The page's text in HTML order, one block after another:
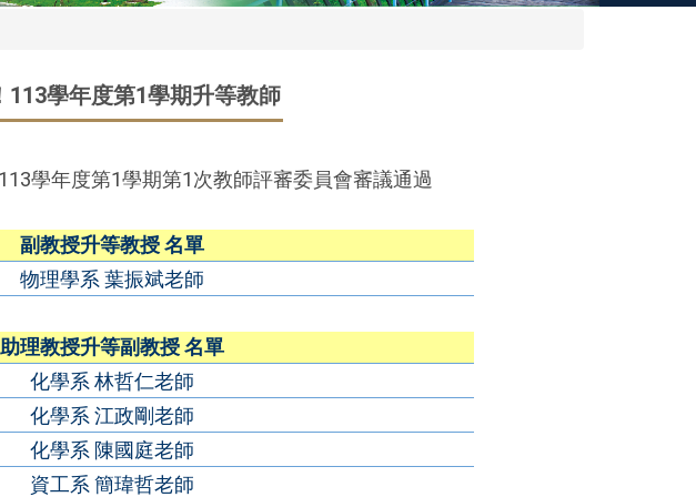
113學年度第1學期升等教師
學年度第1學期第1次教師評審委員會審議通過
副教授升等教授 名單
物理學系 葉振斌老師
助理教授升等副教授 名單
化學系 林哲仁老師
化學系 江政剛老師
化學系 陳國庭老師
資工系 簡瑋哲老師